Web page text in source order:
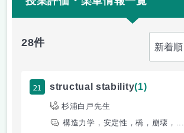
28件
21 structual stability(1)
杉浦白戸先生
構造力学，安定性，橋，崩壊，...